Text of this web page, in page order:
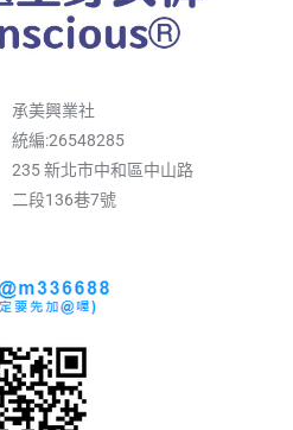
承美興業社
統編:26548285
235 新北市中和區中山路
二段136巷7號